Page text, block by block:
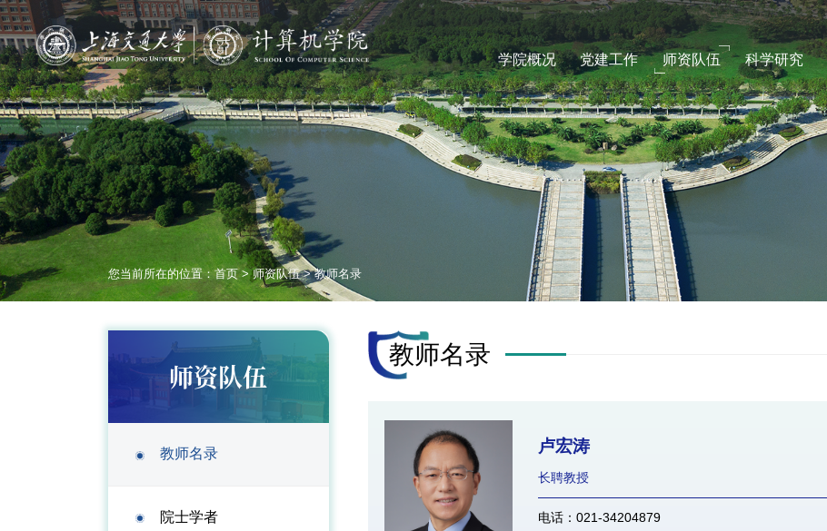
学院概况 党建工作 师资队伍 科学研究
您当前所在的位置： 首页>师资队伍>教师名录
师资队伍
教师名录
院士学者
教师名录
卢宏涛
长聘教授
电话：021-34204879